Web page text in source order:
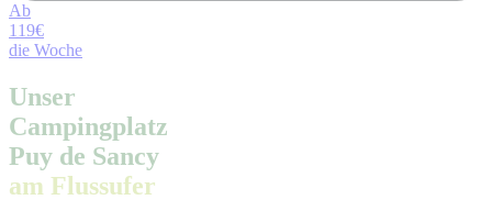
Ab
119€
die Woche
Unser
Campingplatz
Puy de Sancy
am Flussufer